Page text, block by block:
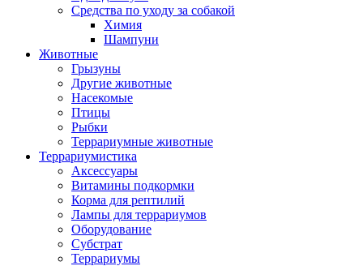
Средства по уходу за собакой
Химия
Шампуни
Животные
Грызуны
Другие животные
Насекомые
Птицы
Рыбки
Террариумные животные
Террариумистика
Аксессуары
Витамины подкормки
Корма для рептилий
Лампы для террариумов
Оборудование
Субстрат
Террариумы